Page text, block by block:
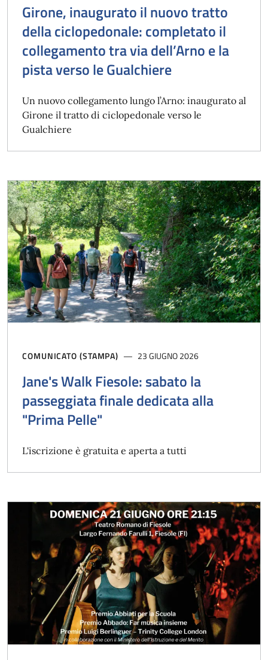
Girone, inaugurato il nuovo tratto
della ciclopedonale: completato il
collegamento tra via dell’Arno e la
pista verso le Gualchiere
Un nuovo collegamento lungo l’Arno: inaugurato al
Girone il tratto di ciclopedonale verso le
Gualchiere
COMUNICATO (STAMPA) 23 GIUGNO 2026
Jane's Walk Fiesole: sabato la
passeggiata finale dedicata alla
"Prima Pelle"
L'iscrizione è gratuita e aperta a tutti